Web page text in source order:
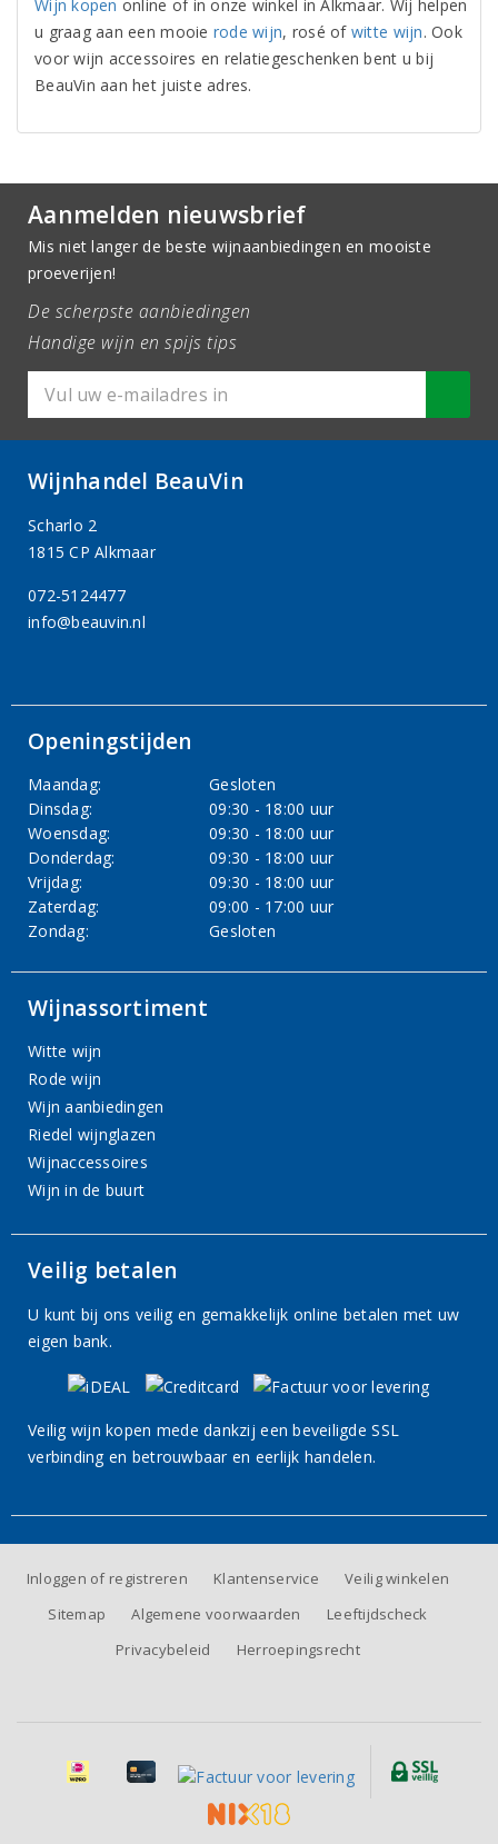
Wijn kopen online of in onze winkel in Alkmaar. Wij helpen
u graag aan een mooie rode wijn, rosé of witte wijn. Ook
voor wijn accessoires en relatiegeschenken bent u bij
BeauVin aan het juiste adres.
Aanmelden nieuwsbrief
Mis niet langer de beste wijnaanbiedingen en mooiste
proeverijen!
De scherpste aanbiedingen
Handige wijn en spijs tips
Wijnhandel BeauVin
Scharlo 2
1815 CP Alkmaar
072-5124477
info@beauvin.nl
Openingstijden
Maandag:
Gesloten
Dinsdag:
09:30 - 18:00 uur
Woensdag:
09:30 - 18:00 uur
Donderdag:
09:30 - 18:00 uur
Vrijdag:
09:30 - 18:00 uur
Zaterdag:
09:00 - 17:00 uur
Zondag:
Gesloten
Wijnassortiment
Witte wijn
Rode wijn
Wijn aanbiedingen
Riedel wijnglazen
Wijnaccessoires
Wijn in de buurt
Veilig betalen
U kunt bij ons veilig en gemakkelijk online betalen met uw
eigen bank.
Veilig wijn kopen mede dankzij een beveiligde SSL
verbinding en betrouwbaar en eerlijk handelen.
Inloggen of registreren Klantenservice
Veilig winkelen
Sitemap
Algemene voorwaarden
Leeftijdscheck
Privacybeleid
Herroepingsrecht